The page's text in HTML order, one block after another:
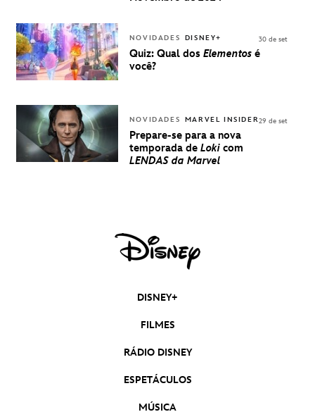
DISNEY
NOVIDADES DISNEY+
Quiz: Qual dos Elementos é
você?
30 de set
NOVIDADES MARVEL INSIDER
Prepare-se para a nova
temporada de Loki com
LENDAS da Marvel
29 de set
DISNEY+
FILMES
RÁDIO DISNEY
ESPETÁCULOS
MÚSICA